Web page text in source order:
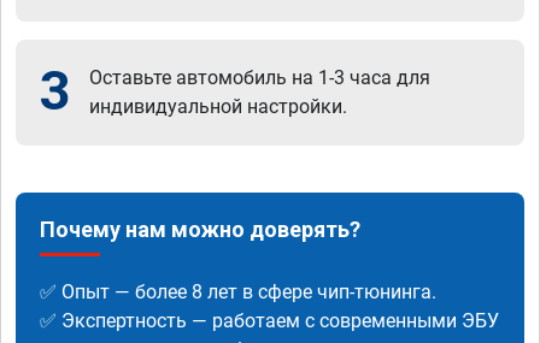
3
Оставьте автомобиль на 1-3 часа для
индивидуальной настройки.
Почему нам можно доверять?
✅ Опыт — более 8 лет в сфере чип-тюнинга.
✅ Экспертность — работаем с современными ЭБУ